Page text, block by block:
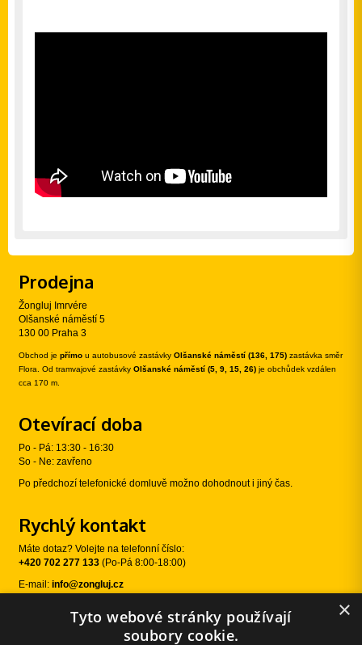
Prodejna
Žongluj Imrvére
Olšanské náměstí 5
130 00 Praha 3
Obchod je přímo u autobusové zastávky Olšanské náměstí (136, 175) zastávka směr
Flora. Od tramvajové zastávky Olšanské náměstí (5, 9, 15, 26) je obchůdek vzdálen
cca 170 m.
Otevírací doba
Po - Pá: 13:30 - 16:30
So - Ne: zavřeno
Po předchozí telefonické domluvě možno dohodnout i jiný čas.
Rychlý kontakt
Máte dotaz? Volejte na telefonní číslo:
+420 702 277 133 (Po-Pá 8:00-18:00)
E-mail: info@zongluj.cz
Sledujte nás
×
Tyto webové stránky používají
soubory cookie.